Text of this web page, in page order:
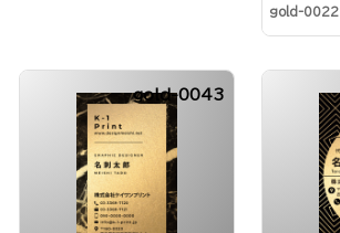
gold-0022
gold-0043